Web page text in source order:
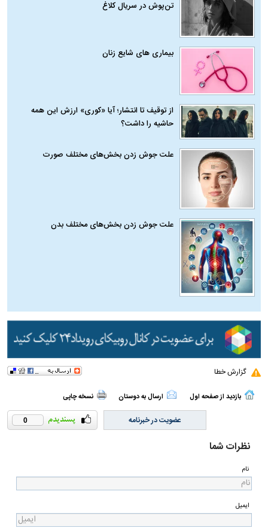
تن‌پوش در سریال کلاغ
بیماری‌ های شایع زنان
از توقیف تا انتشار؛ آیا «کوری» ارزش این همه
حاشیه را داشت؟
علت جوش زدن بخش‌های مختلف صورت
علت جوش زدن بخش‌های مختلف بدن
گزارش خطا
بازدید از صفحه اول ارسال به دوستان نسخه چاپی
0 عضویت در خبرنامه
نظرات شما
نام
ایمیل